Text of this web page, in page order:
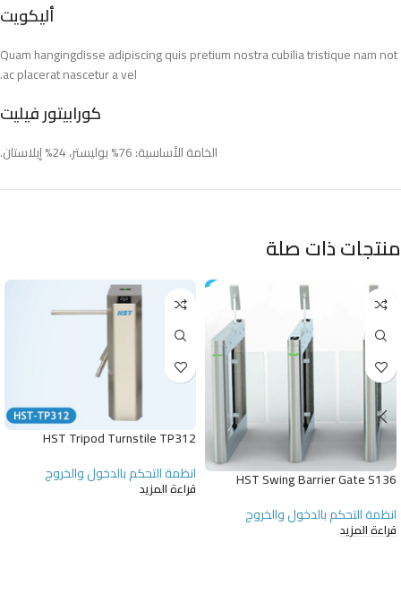
أليكويت
Quam hangingdisse adipiscing quis pretium nostra cubilia tristique nam not
ac placerat nascetur a vel.
كورابيتور فيليت
الخامة الأساسية: 76% بوليستر، 24% إيلاستان.
منتجات ذات صلة
HST Swing Barrier Gate S136
انظمة التحكم بالدخول والخروج
قراءة المزيد
HST Tripod Turnstile TP312
انظمة التحكم بالدخول والخروج
قراءة المزيد